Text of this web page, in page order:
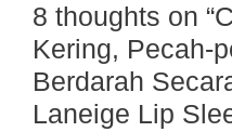
8 thoughts on
Kering, Pecah-
Berdarah
Laneige Lip